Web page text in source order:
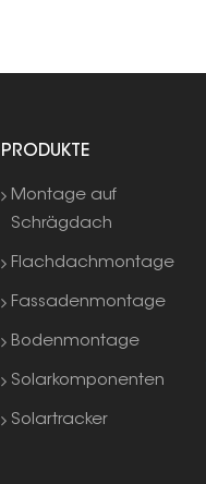
PRODUKTE
Montage auf
Schrägdach
Flachdachmontage
Fassadenmontage
Bodenmontage
Solarkomponenten
Solartracker